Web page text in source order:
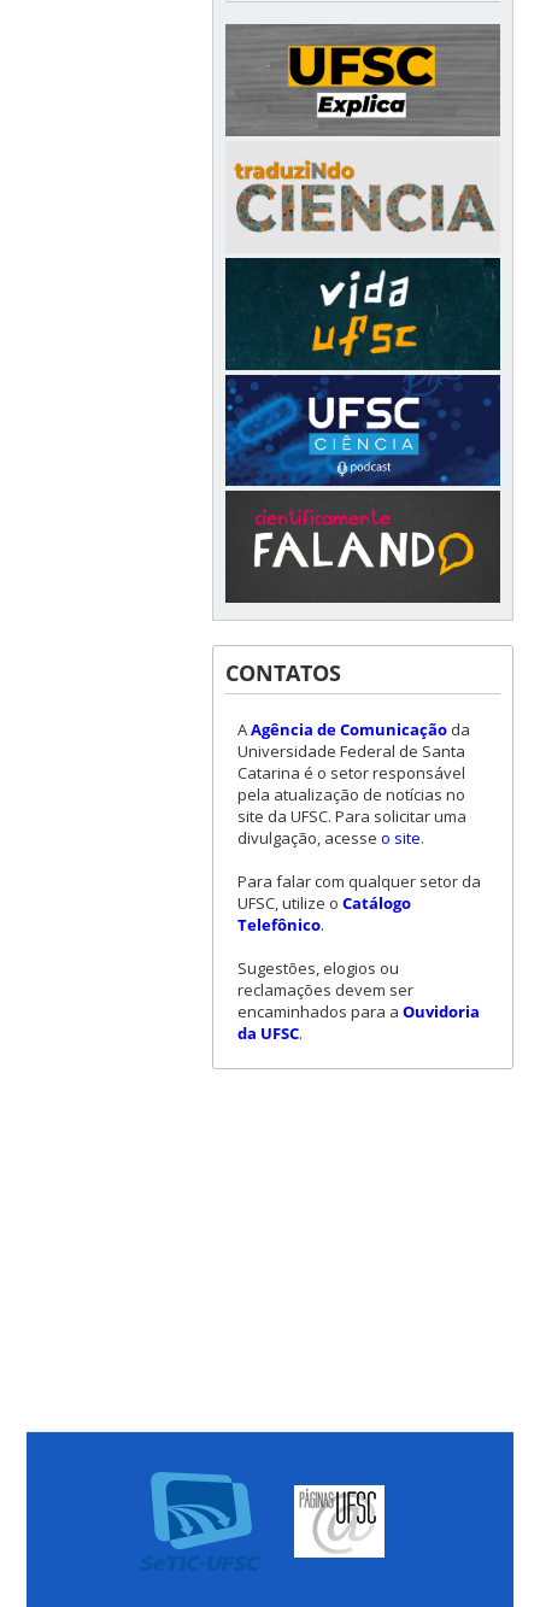
CONTATOS
AAgência de Comunicaçãoda
Universidade Federal de Santa
Catarina é o setor responsável
pela atualização de notícias no
site da UFSC. Para solicitar uma
divulgação, acesse o site.
Para falar com qualquer setor da
UFSC, utilize o Catálogo
Telefônico.
Sugestões, elogios ou
reclamações devem ser
encaminhados para a Ouvidoria
da UFSC.